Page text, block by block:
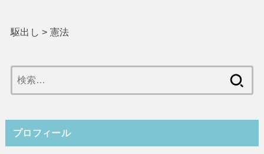
駆出し > 憲法
索:
プロフィール